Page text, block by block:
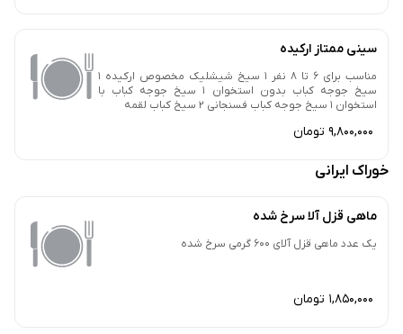
سینی ممتاز ارکیده
مناسب برای 6 تا 8 نفر 1 سیخ شیشلیک مخصوص ارکیده 1
سیخ جوجه کباب بدون استخوان 1 سیخ جوجه کباب با
استخوان 1 سیخ جوجه کباب فسنجانی 2 سیخ کباب لقمه
9,800,000 تومان
خوراک ایرانی
ماهی قزل آلا سرخ شده
یک عدد ماهی قزل آلای 600 گرمی سرخ شده
1,850,000 تومان